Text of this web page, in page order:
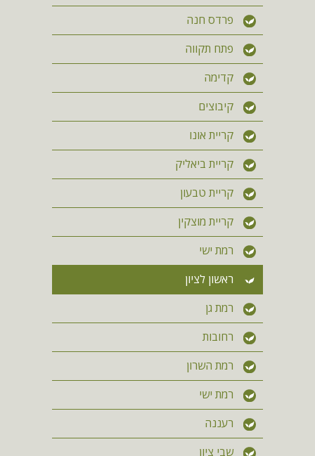
פרדס חנה
פתח תקווה
קדימה
קיבוצים
קריית אונו
קריית ביאליק
קריית טבעון
קריית מוצקין
רמת ישי
ראשון לציון
רמת גן
רחובות
רמת השרון
רמת ישי
רעננה
שבי ציון